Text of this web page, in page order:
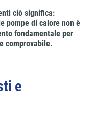
ciò significa:
pompe di calore non è
fondamentale per
comprovabile.
e